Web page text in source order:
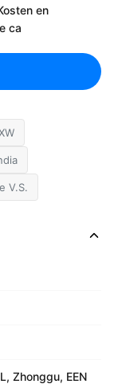
en
ca
V.S.
Zhonggu, EEN